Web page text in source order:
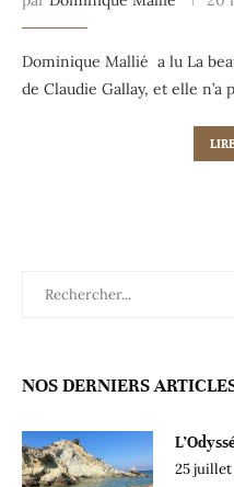
Dominique Mallié a lu La
de Claudie Gallay, et elle
NOS DERNIERS
25 juillet